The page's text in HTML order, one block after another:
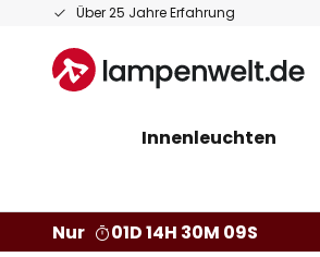
Über 25 Jahre Erfahrung
Zum
springen
Innenleuchten
Nur
01D 14H 30M 08S